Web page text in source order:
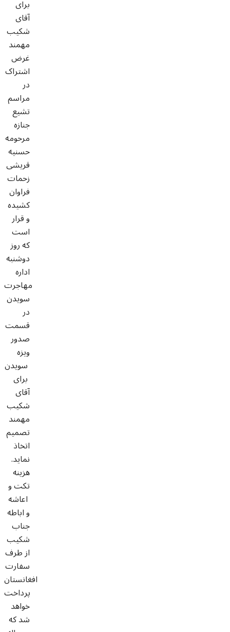
برای
آقای
شکیب
مهمند
غرض
اشتراک
در
مراسم
تشیع
جنازه
مرحومه
حسنیه
قریشی
زحمات
فراوان
کشیده
و قرار
است
که روز
دوشنبه
اداره
مهاجرت
سویدن
در
قسمت
صدور
ویزه
سویدن
برای
آقای
شکیب
مهمند
تصمیم
اتخاذ
نماید.
هزینه
تکت و
اعاشه
و اباطه
جناب
شکیب
از طرف
سفارت
افغانستان
پرداخت
خواهد
شد که